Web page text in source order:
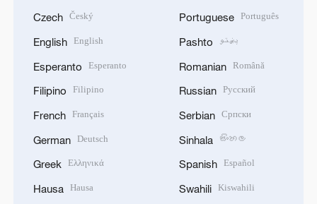
Czech Český
English English
Esperanto Esperanto
Filipino Filipino
French Français
German Deutsch
Greek Ελληνικά
Hausa Hausa
Portuguese Português
Pashto پښتو
Romanian Română
Russian Русский
Serbian Српски
Sinhala සිංහල
Spanish Español
Swahili Kiswahili